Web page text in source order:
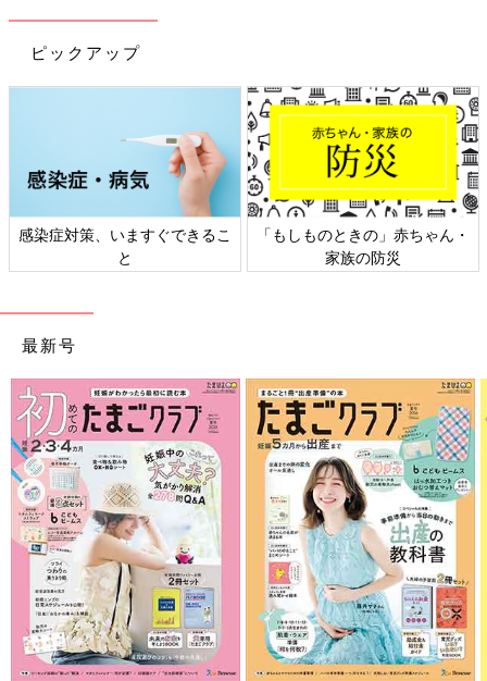
ピックアップ
感染症対策、いますぐできるこ
と
「もしものときの」赤ちゃん・
家族の防災
最新号